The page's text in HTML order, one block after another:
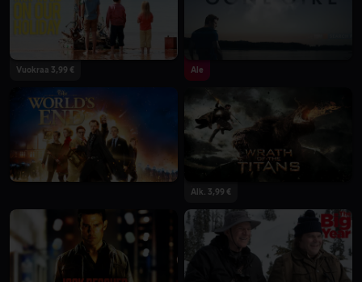
Vuokraa 3,99 € Ale
Alk. 3,99 €